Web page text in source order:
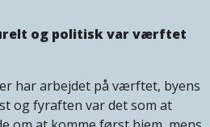
og politisk var værftet
har arbejdet på værftet, byens
og fyraften var det som at